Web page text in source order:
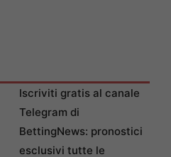
Iscriviti gratis al canale
Telegram di
BettingNews: pronostici
esclusivi tutte le